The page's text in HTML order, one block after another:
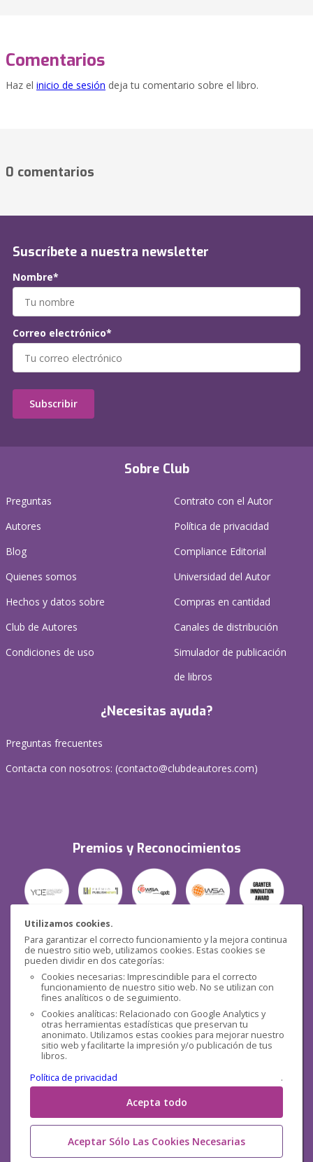
Utilizamos cookies.
Para garantizar el correcto funcionamiento y la mejora continua
de nuestro sitio web, utilizamos cookies. Estas cookies se
pueden dividir en dos categorías:
Cookies necesarias: Imprescindible para el correcto
funcionamiento de nuestro sitio web. No se utilizan con
fines analíticos o de seguimiento.
Cookies analíticas: Relacionado con Google Analytics y
otras herramientas estadísticas que preservan tu
anonimato. Utilizamos estas cookies para mejorar nuestro
sitio web y facilitarte la impresión y/o publicación de tus
libros.
Política de privacidad
.
Acepta todo
Aceptar Sólo Las Cookies Necesarias
Comentarios
Haz el inicio de sesión deja tu comentario sobre el libro.
0 comentarios
Sobre Club
Preguntas
Autores
Blog
Quienes somos
Hechos y datos sobre
Club de Autores
Condiciones de uso
Contrato con el Autor
Política de privacidad
Compliance Editorial
Universidad del Autor
Compras en cantidad
Canales de distribución
Simulador de publicación
de libros
¿Necesitas ayuda?
Preguntas frecuentes
Contacta con nosotros: (contacto@clubdeautores.com)
Premios y Reconocimientos
Seguridad
Redes sociales
Suscríbete a nuestra newsletter
Nombre*
Correo electrónico*
Subscribir